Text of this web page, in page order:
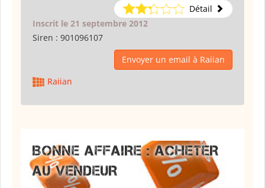
Détail
Inscrit le 21 septembre 2012
Siren : 901096107
Envoyer un email à Raiian
Raiian
BONNE AFFAIRE : ACHETER
AU VENDEUR